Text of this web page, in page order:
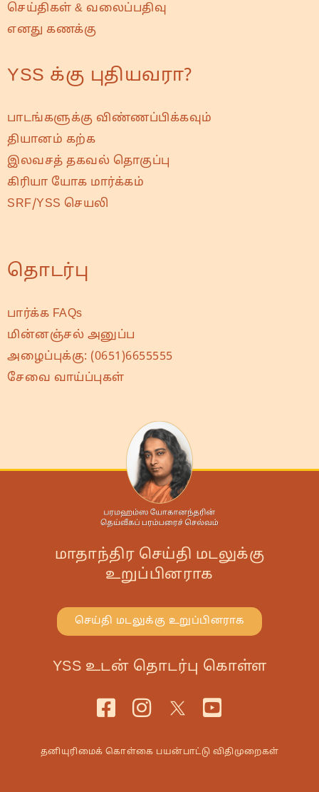
செய்திகள் & வலைப்பதிவு
எனது கணக்கு
YSS க்கு புதியவரா?
பாடங்களுக்கு விண்ணப்பிக்கவும்
தியானம் கற்க
இலவசத் தகவல் தொகுப்பு
கிரியா யோக மார்க்கம்
SRF/YSS செயலி
தொடர்பு
பார்க்க FAQs
மின்னஞ்சல் அனுப்ப
அழைப்புக்கு: (0651)6655555
சேவை வாய்ப்புகள்
மாதாந்திர செய்தி மடலுக்கு
உறுப்பினராக
செய்தி மடலுக்கு உறுப்பினராக
YSS உடன் தொடர்பு கொள்ள
தனியுரிமைக் கொள்கை பயன்பாட்டு விதிமுறைகள்